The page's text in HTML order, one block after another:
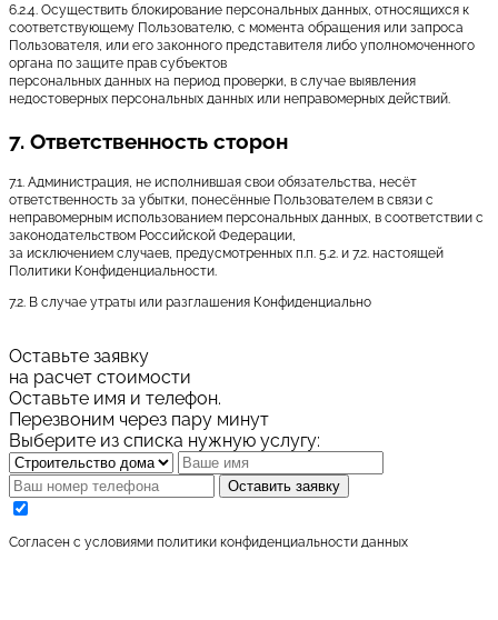
6.2.4. Осуществить блокирование персональных данных, относящихся к
соответствующему Пользователю, с момента обращения или запроса
Пользователя, или его законного представителя либо уполномоченного
органа по защите прав субъектов
персональных данных на период проверки, в случае выявления
недостоверных персональных данных или неправомерных действий.
7. Ответственность сторон
7.1. Администрация, не исполнившая свои обязательства, несёт
ответственность за убытки, понесённые Пользователем в связи с
неправомерным использованием персональных данных, в соответствии с
законодательством Российской Федерации,
за исключением случаев, предусмотренных п.п. 5.2. и 7.2. настоящей
Политики Конфиденциальности.
7.2. В случае утраты или разглашения Конфиденциально
Оставьте заявку
на расчет стоимости
Оставьте имя и телефон.
Перезвоним через пару минут
Выберите из списка нужную услугу:
Оставить заявку
Cогласен с условиями политики конфиденциальности данных